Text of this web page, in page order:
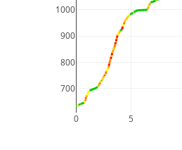
0 5
700
800
900
1000